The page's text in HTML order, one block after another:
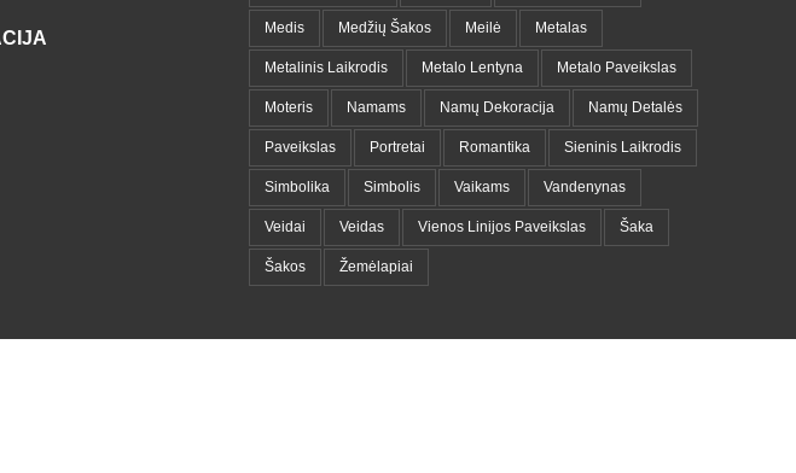
Medis Medžių Šakos Meilė Metalas
Metalinis Laikrodis Metalo Lentyna Metalo Paveikslas
Moteris Namams Namų Dekoracija Namų Detalės
Paveikslas Portretai Romantika Sieninis Laikrodis
Simbolika Simbolis Vaikams Vandenynas
Veidai Veidas Vienos Linijos Paveikslas Šaka
Šakos Žemėlapiai